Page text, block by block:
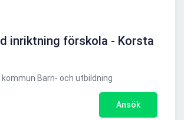
inriktning förskola - Korsta
kommun Barn- och utbildning
Ansök